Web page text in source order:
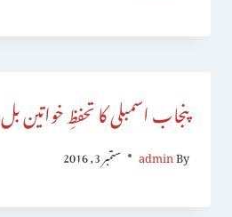
پنجاب اسمبلی کا تحفظِ خواتین بل
By
admin ستمبر 3, 2016